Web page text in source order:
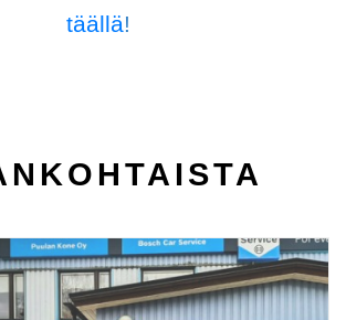
täällä!